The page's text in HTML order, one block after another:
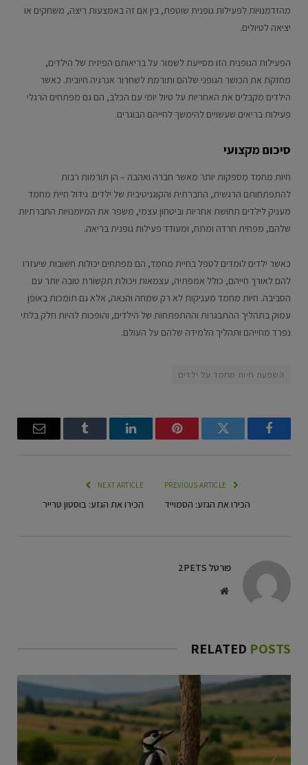
מהזדמנויות לפעילות גופנית שוטפת, בין אם זה באמצעות ריצה, משחקים או
יציאה לטיולים.
הפעילות הגופנית הזו מסייעת לשמור על בריאותם הפיזית של הילדים,
מחזקת את הכושר הגופני שלהם ותורמת לשחרור אנרגיה חיובית. כאשר
הילדים מקבלים את האחריות על טיול יומי עם הכלב, הם גם מפתחים הרגלי
פעילות בריאים שעשויים להימשך לחייהם הבוגרים.
סיכום מקצועי
חיות מחמד מספקות יותר מאשר חברה ואהבה – הן תורמות רבות
להתפתחותם הרגשית, החברתית והקוגניטיבית של ילדים. גידול חיית מחמד
מעניק לילדים תחושת אחריות וביטחון עצמי, משפר את המיומנויות החברתיות
שלהם, מפחית חרדה ומתח, ומעודד פעילות גופנית בריאה.
כאשר ילדים לומדים לטפל בחיית מחמד, הם מפתחים יכולות חשובות שיעזרו
להם לאורך חייהם, כולל אמפתיה, עצמאות ויכולת תקשורת טובה יותר עם
הסביבה. חיות מחמד מעניקות לא רק שמחה והנאה, אלא גם תומכות באופן
עמוק בתהליך ההתבגרות וההתפתחות של הילדים, והופכות להיות חלק בלתי
נפרד מחייהם ותהליך הלמידה שלהם על העולם.
השפעת חיות מחמד על ילדים
Facebook
Twitter
Pinterest
LinkedIn
Tumblr
Email
הכירו את הגזע: הסמוייד
NEXT ARTICLE
הכירו את הגזע: בוסטון טרייר
פורטל 2PETS
Website
RELATED POSTS